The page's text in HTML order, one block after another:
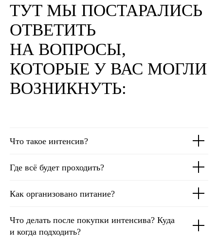
ТУТ МЫ ПОСТАРАЛИСЬ
ОТВЕТИТЬ
НА ВОПРОСЫ,
КОТОРЫЕ У ВАС МОГЛИ
ВОЗНИКНУТЬ:
Что такое интенсив?
Где всё будет проходить?
Как организовано питание?
Что делать после покупки интенсива? Куда
и когда подходить?